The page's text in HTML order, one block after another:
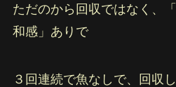
ただのから回収ではなく、
和感」ありで
３回連続で魚なしで、回収